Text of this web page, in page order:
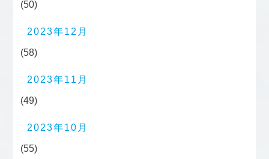
(50)
2023年12月
(58)
2023年11月
(49)
2023年10月
(55)